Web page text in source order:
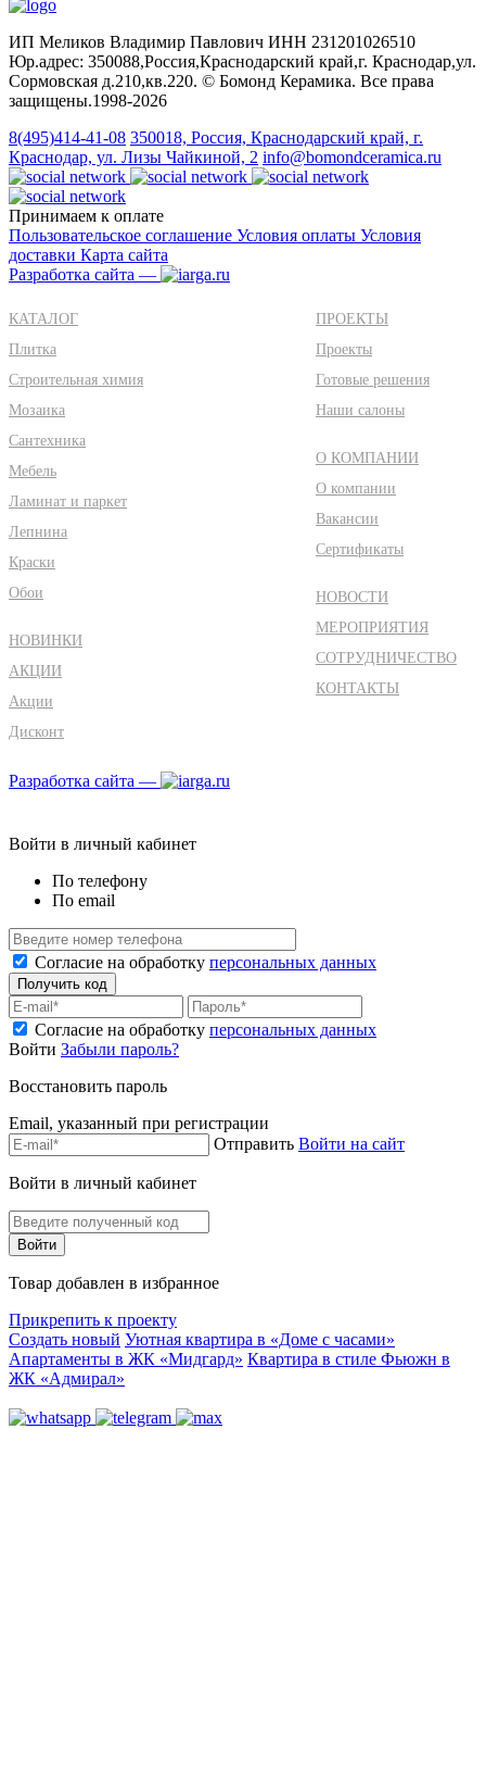
ИП Меликов Владимир Павлович ИНН 231201026510
Юр.адрес: 350088,Россия,Краснодарский край,г. Краснодар,ул.
Сормовская д.210,кв.220. © Бомонд Керамика. Все права
защищены.1998‑2026
8(495)414-41-08 350018, Россия, Краснодарский край, г.
Краснодар, ул. Лизы Чайкиной, 2 info@bomondceramica.ru
Принимаем к оплате
Пользовательское соглашение Условия оплаты Условия
доставки Карта сайта
Разработка сайта —
КАТАЛОГ
Плитка
Строительная химия
Мозаика
Сантехника
Мебель
Ламинат и паркет
Лепнина
Краски
Обои
НОВИНКИ
АКЦИИ
Акции
Дисконт
ПРОЕКТЫ
Проекты
Готовые решения
Наши салоны
О КОМПАНИИ
О компании
Вакансии
Сертификаты
НОВОСТИ
МЕРОПРИЯТИЯ
СОТРУДНИЧЕСТВО
КОНТАКТЫ
Разработка сайта —
Войти в личный кабинет
По телефону
По email
Согласие на обработку персональных данных
Согласие на обработку персональных данных
Войти Забыли пароль?
Восстановить пароль
Email, указанный при регистрации
Отправить Войти на сайт
Войти в личный кабинет
Товар добавлен в избранное
Прикрепить к проекту
Создать новый Уютная квартира в «Доме с часами»
Апартаменты в ЖК «Мидгард» Квартира в стиле Фьюжн в
ЖК «Адмирал»